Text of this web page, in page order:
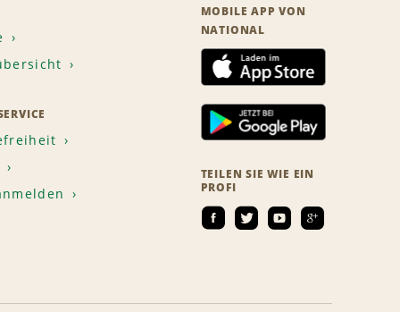
MOBILE APP VON
NATIONAL
TEILEN SIE WIE EIN
PROFI